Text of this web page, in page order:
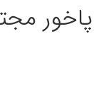
پاخور